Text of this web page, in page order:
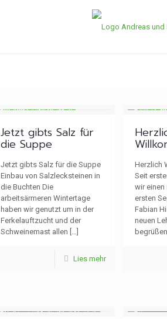
Jetzt gibts Salz für
die Suppe
Jetzt gibts Salz für die Suppe
Einbau von Salzlecksteinen in
die Buchten Die
arbeitsärmeren Wintertage
haben wir genutzt um in der
Ferkelauftzucht und der
Schweinemast allen […]
Lies mehr
Herzlich
Seit
wir einen
ersten
Fabian
neuen